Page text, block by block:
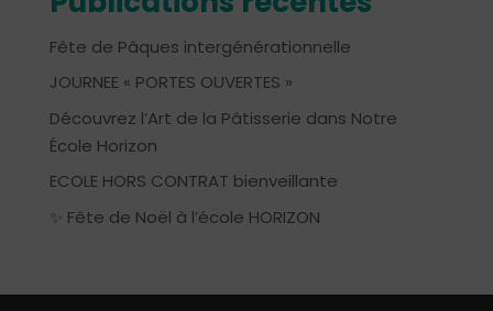
Fête de Pâques intergénérationnelle
JOURNEE « PORTES OUVERTES »
Découvrez l’Art de la Pâtisserie dans Notre
École Horizon
ECOLE HORS CONTRAT bienveillante
✨ Fête de Noël à l’école HORIZON